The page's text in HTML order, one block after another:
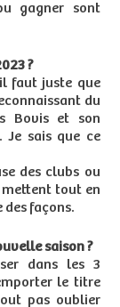
gagner sont
?
faut juste que
du
Bovis et son
Je sais que ce
des clubs ou
mettent tout en
façons.
saison ?
dans les 3
le titre
pas oublier